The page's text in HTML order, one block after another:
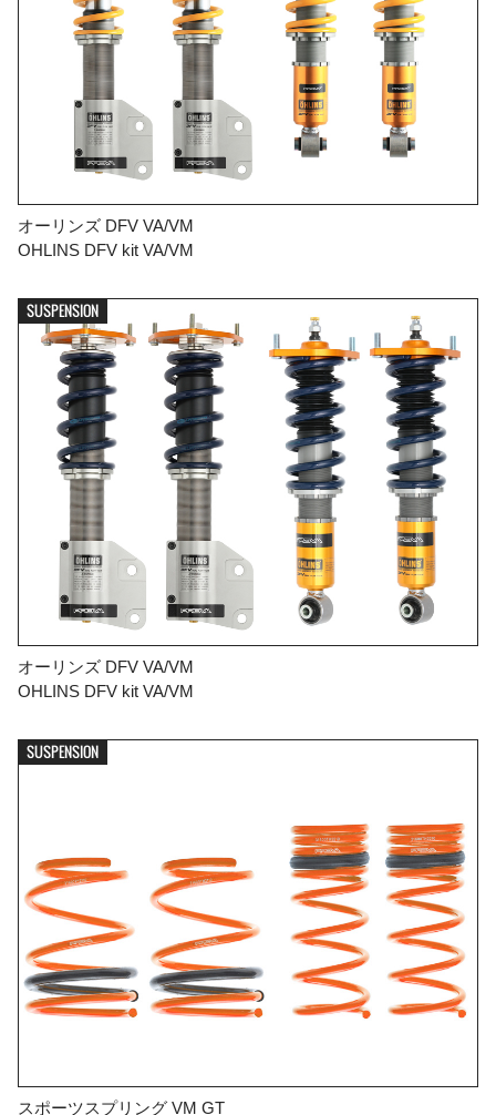
オーリンズ DFV VA/VM
OHLINS DFV kit VA/VM
SUSPENSION
オーリンズ DFV VA/VM
OHLINS DFV kit VA/VM
SUSPENSION
スポーツスプリング VM GT